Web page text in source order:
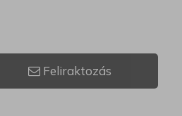
Feliraktozás